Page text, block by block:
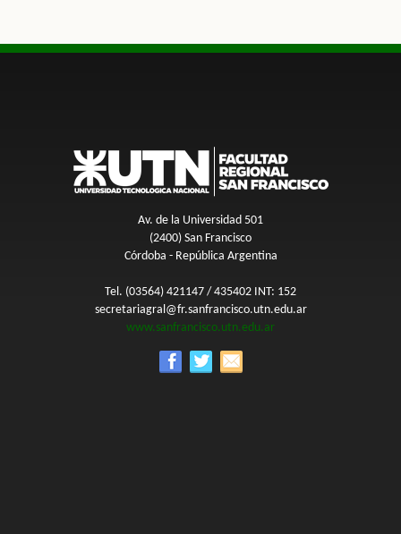
Av. de la Universidad 501
(2400) San Francisco
Córdoba - República Argentina
Tel. (03564) 421147 / 435402 INT: 152
secretariagral@fr.sanfrancisco.utn.edu.ar
www.sanfrancisco.utn.edu.ar